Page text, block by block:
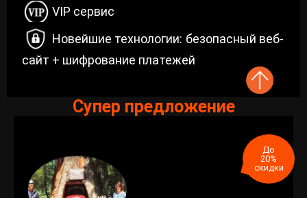
VIP сервис
Новейшие технологии: безопасный веб-
сайт + шифрование платежей
Супер предложение
До
20%
скидки